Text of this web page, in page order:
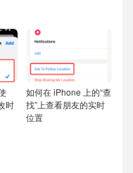
时
如何在 iPhone 上的“查
找”上查看朋友的实时
位置